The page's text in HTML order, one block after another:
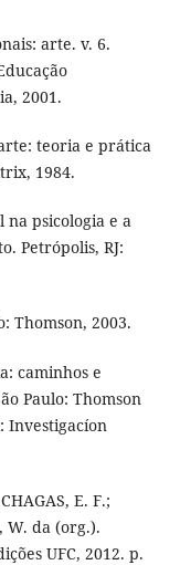
arte. v. 6.
2001.
teoria e prática
1984.
na psicologia e a
Petrópolis, RJ:
Thomson, 2003.
caminhos e
Paulo: Thomson
Investigacíon
E. F.;
W. da (org.).
UFC, 2012. p.